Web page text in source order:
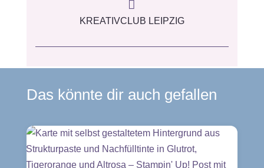

KREATIVCLUB LEIPZIG
Das könnte dir auch gefallen